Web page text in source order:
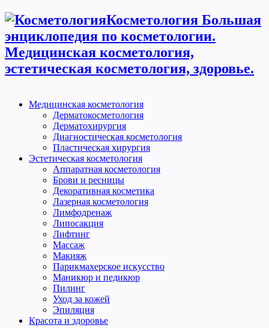
Косметология Большая
энциклопедия по косметологии.
Медицинская косметология,
эстетическая косметология, здоровье.
Медицинская косметология
Дерматокосметология
Дерматохирургия
Диагностическая косметология
Пластическая хирургия
Эстетическая косметология
Аппаратная косметология
Брови и ресницы
Декоративная косметика
Лазерная косметология
Лимфодренаж
Липосакция
Лифтинг
Массаж
Макияж
Парикмахерское искусство
Маникюр и педикюр
Пилинг
Уход за кожей
Эпиляция
Красота и здоровье